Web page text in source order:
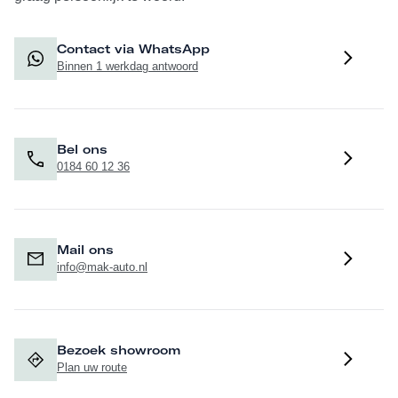
(S754A), de Raamomlijsting M hoogglans Shadow Line
(S760A) en de M hoogglans Shadow Line exterieurdelen
deze BMW M240i xDrive Coupé!
wij voor 995,- euro het volgende afleverpakket. Dit pakket
is voorzien van een onderhoudsbeurt volgens
Contact via WhatsApp
Binnen 1 werkdag antwoord
Bel ons
0184 60 12 36
Mail ons
info@mak-auto.nl
Bezoek showroom
Plan uw route